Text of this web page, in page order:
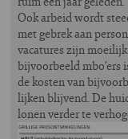
Ook arbeid wordt
met gebrek aan
vacatures zijn
bijvoorbeeld mbo’ers
de kosten van
lijken blijvend. De
lonen verder te
Image